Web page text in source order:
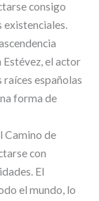
consigo
existenciales.
Estévez, el actor
raíces españolas
forma de
Camino de
con
El
el mundo, lo